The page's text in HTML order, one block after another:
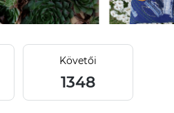
Követői
1348